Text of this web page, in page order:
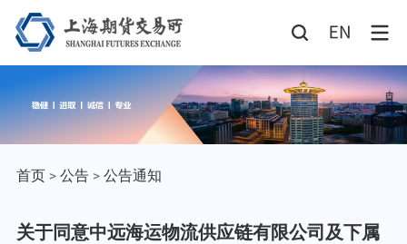
首页> 公告> 公告通知
关于同意中远海运物流供应链有限公司及下属